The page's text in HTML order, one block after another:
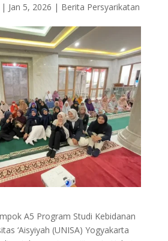
Jan 5, 2026 | Berita Persyarikatan
A5 Program Studi Kebidanan
‘Aisyiyah (UNISA) Yogyakarta